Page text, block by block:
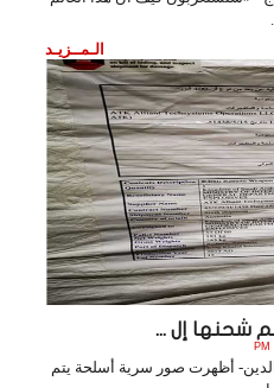
الـمــزيـد
شحنها إل ...
أظهرت صور سرية أسلحة يتم